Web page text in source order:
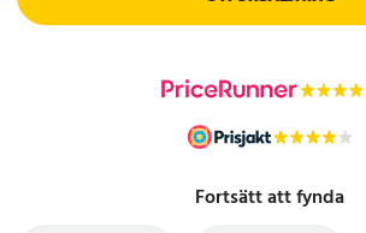
Fortsätt att fynda